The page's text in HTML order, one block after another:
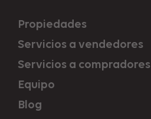
Propiedades
Servicios a vendedores
Servicios a compradores
Equipo
Blog